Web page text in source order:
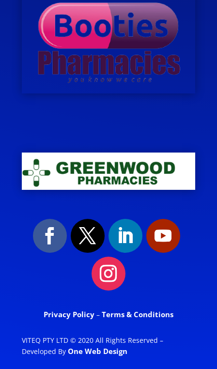
Privacy Policy – Terms & Conditions
VITEQ PTY LTD © 2020 All Rights Reserved –
Developed By One Web Design